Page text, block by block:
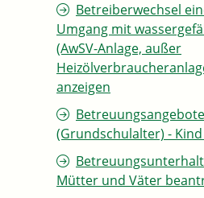
Betreiberwechsel
Umgang mit
(AwSV-Anlage, außer
anzeigen
(Grundschulalter) -
Mütter und Väter